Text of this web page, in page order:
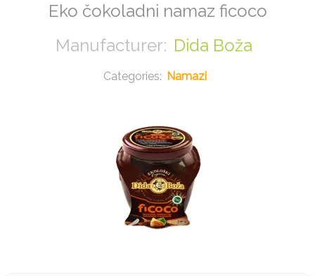
Eko čokoladni namaz ficoco
Dida Boža
Namazi